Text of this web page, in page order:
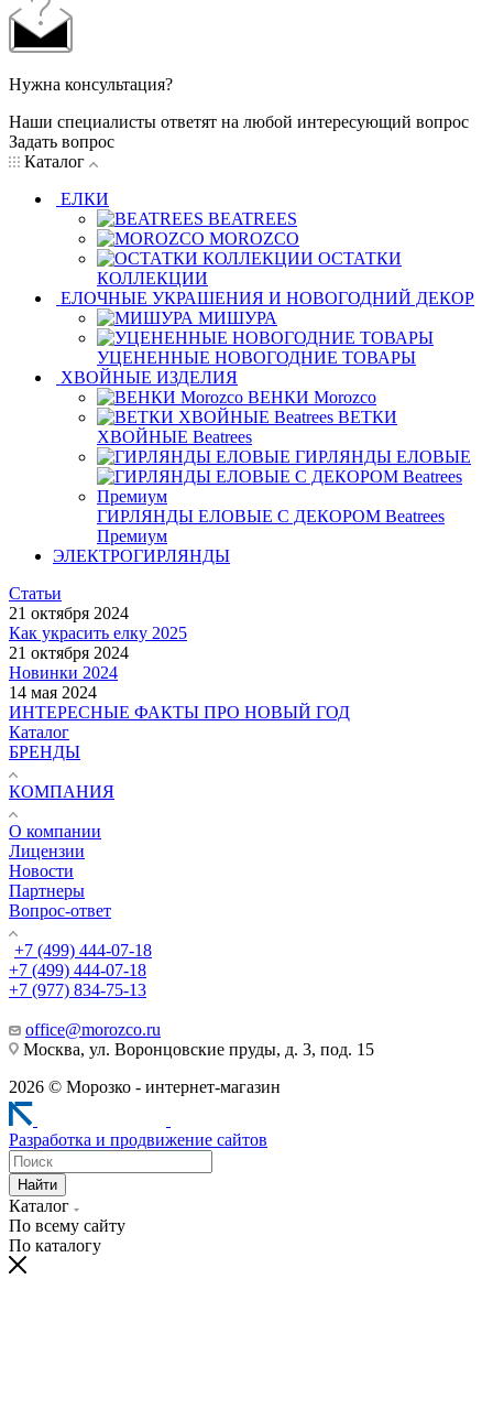
Нужна консультация?
Наши специалисты ответят на любой интересующий вопрос
Задать вопрос
Каталог
ЕЛКИ
BEATREES
MOROZCO
ОСТАТКИ
КОЛЛЕКЦИИ
ЕЛОЧНЫЕ УКРАШЕНИЯ И НОВОГОДНИЙ ДЕКОР
МИШУРА
УЦЕНЕННЫЕ НОВОГОДНИЕ ТОВАРЫ
ХВОЙНЫЕ ИЗДЕЛИЯ
ВЕНКИ Morozco
ВЕТКИ
ХВОЙНЫЕ Beatrees
ГИРЛЯНДЫ ЕЛОВЫЕ
ГИРЛЯНДЫ ЕЛОВЫЕ С ДЕКОРОМ Beatrees
Премиум
ЭЛЕКТРОГИРЛЯНДЫ
Статьи
21 октября 2024
Как украсить елку 2025
21 октября 2024
Новинки 2024
14 мая 2024
ИНТЕРЕСНЫЕ ФАКТЫ ПРО НОВЫЙ ГОД
Каталог
БРЕНДЫ
КОМПАНИЯ
О компании
Лицензии
Новости
Партнеры
Вопрос-ответ
+7 (499) 444-07-18
+7 (499) 444-07-18
+7 (977) 834-75-13
office@morozco.ru
Москва, ул. Воронцовские пруды, д. 3, под. 15
2026 © Морозко - интернет-магазин
Разработка и продвижение сайтов
Найти
Каталог
По всему сайту
По каталогу